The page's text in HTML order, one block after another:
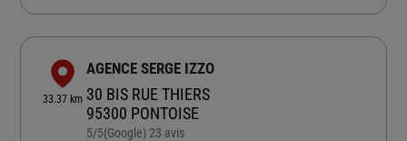
33.37 km
AGENCE SERGE IZZO
30 BIS RUE THIERS
95300 PONTOISE
5/5Note de 5 sur 5
(Google) 23 avis